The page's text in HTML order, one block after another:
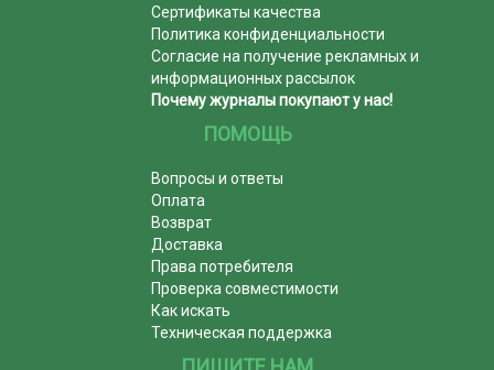
Сертификаты качества
Политика конфиденциальности
Согласие на получение рекламных и
информационных рассылок
Почему журналы покупают у нас!
ПОМОЩЬ
Вопросы и ответы
Оплата
Возврат
Доставка
Права потребителя
Проверка совместимости
Как искать
Техническая поддержка